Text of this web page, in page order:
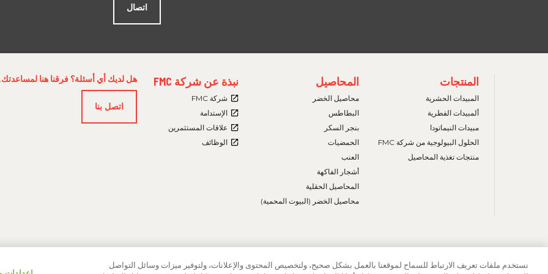
اتصال
FOOTER
MENU
المنتجات
المبيدات الحشرية
ألمبيدات الفطرية
مبيدات النيماتودا
الحلول البيولوجية من شركة FMC
منتجات تغذية المحاصيل
FOOTER
MENU
المحاصيل
محاصيل الخضر
البطاطس
بنجر السكر
الحمضيات
العنب
أشجار الفاكهة
المحاصيل الحقلية
محاصيل الخضر (البيوت المحمية)
FOOTER
MENU
نبذة عن شركة FMC
شركة FMC
الإستدامة
علاقات المستثمرين
الوظائف
هل لديك أي أسئلة؟ فرقنا هنا لمساعدتك.
اتصل بنا
جميع الحقوق محفوظة لشركة FMC
سياسة ملفات تعريف الارتباط إشعار الخصوصية الشروط والأحكام العلامات التجارية
نستخدم ملفات تعريف الارتباط للسماح لموقعنا بالعمل بشكل صحيح، ولتخصيص المحتوى والإعلانات، ولتوفير ميزات وسائل التواصل